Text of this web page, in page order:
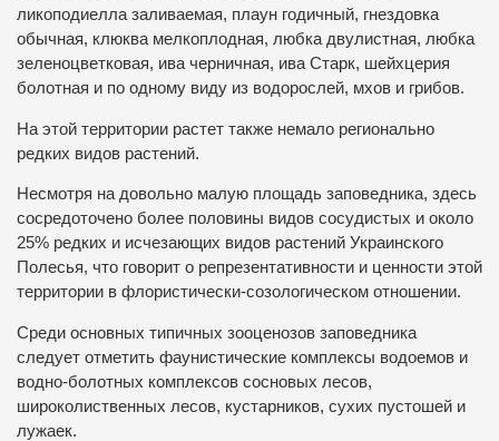
ликоподиелла заливаемая, плаун годичный, гнездовка
обычная, клюква мелкоплодная, любка двулистная, любка
зеленоцветковая, ива черничная, ива Старк, шейхцерия
болотная и по одному виду из водорослей, мхов и грибов.
На этой территории растет также немало регионально
редких видов растений.
Несмотря на довольно малую площадь заповедника, здесь
сосредоточено более половины видов сосудистых и около
25% редких и исчезающих видов растений Украинского
Полесья, что говорит о репрезентативности и ценности этой
территории в флористически-созологическом отношении.
Среди основных типичных зооценозов заповедника
следует отметить фаунистические комплексы водоемов и
водно-болотных комплексов сосновых лесов,
широколиственных лесов, кустарников, сухих пустошей и
лужаек.